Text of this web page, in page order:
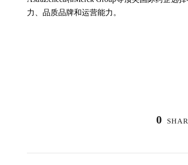
力、品质品牌和运营能力。
0